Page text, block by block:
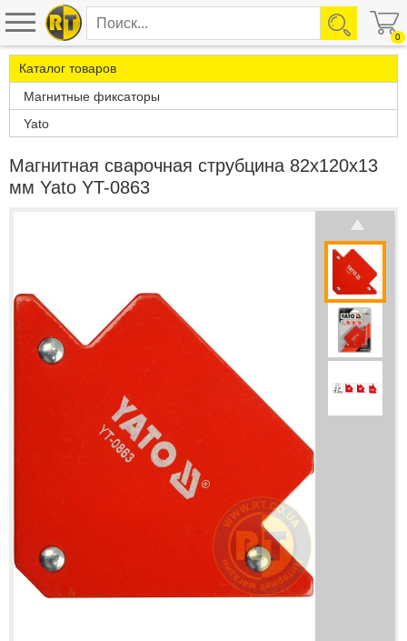
0
Каталог товаров
Магнитные фиксаторы
Yato
Магнитная сварочная струбцина 82х120х13
мм Yato YT-0863